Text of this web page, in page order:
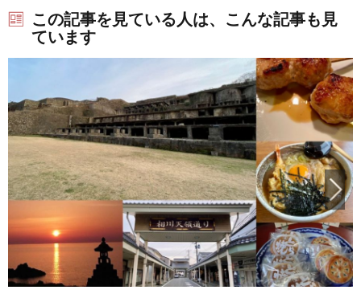
この記事を見ている人は、こんな記事も見
ています